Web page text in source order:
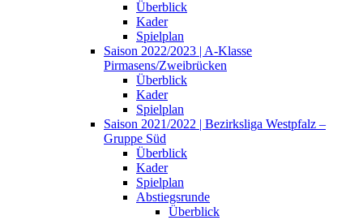
Überblick
Kader
Spielplan
Saison 2022/2023 | A-Klasse
Pirmasens/Zweibrücken
Überblick
Kader
Spielplan
Saison 2021/2022 | Bezirksliga Westpfalz –
Gruppe Süd
Überblick
Kader
Spielplan
Abstiegsrunde
Überblick